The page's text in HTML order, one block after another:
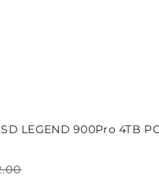
LEGEND 900Pro 4TB